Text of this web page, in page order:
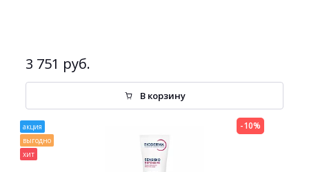
3 751 руб.
В корзину
акция
выгодно
хит
-10%